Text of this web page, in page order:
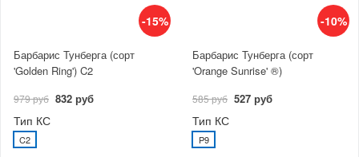
-15%
Барбарис Тунберга (сорт
'Golden Ring') C2
979 руб 832 руб
Тип КС
C2
-10%
Барбарис Тунберга (сорт
'Orange Sunrise' ®)
585 руб 527 руб
Тип КС
P9